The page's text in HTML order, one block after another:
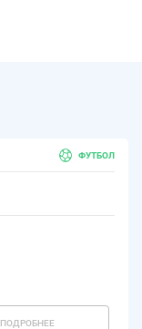
ФУТБОЛ
ПОДРОБНЕЕ